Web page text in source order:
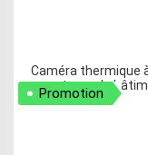
Caméra thermique
secteurs du
Promotion